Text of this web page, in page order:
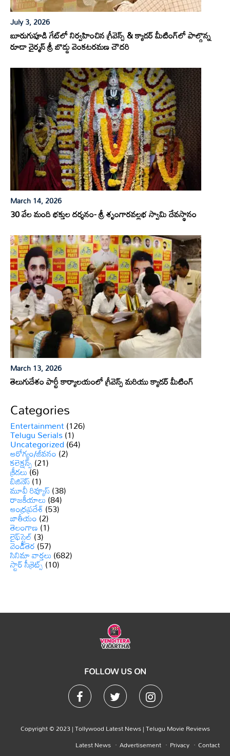
July 3, 2026
బూరుగుపూడి గేట్‌లో నిర్వహించిన గ్రీవెన్స్ & క్యాడర్ మీటింగ్‌లో పాల్గొన్న
రూడా చైర్మన్ శ్రీ బొడ్డు వెంకటరమణ చౌదరి
March 14, 2026
30 వేల మంది భక్తుల దర్శనం- శ్రీ శృంగారవల్లభ స్వామి దేవస్థానం
March 13, 2026
తెలుగుదేశం పార్టీ కార్యాలయంలో గ్రీవెన్స్ మరియు క్యాడర్ మీటింగ్
Categories
Entertainment(126)
Telugu Serials(1)
Uncategorized(64)
ఆరోగ్యం/జీవనం(2)
కలెక్షన్స్(21)
క్రీడలు(6)
బిజినెస్(1)
మూవీ రివ్యూస్(38)
రాజకీయాలు(84)
ఆంధ్రప్రదేశ్(53)
జాతీయం(2)
తెలంగాణ(1)
లైఫ్‌స్టైల్(3)
వెండితెర(57)
సినిమా వార్తలు(682)
స్టార్ సీక్రెట్స్(10)
FOLLOW US ON
Copyright © 2023 |Tollywood Latest News|Telugu Movie Reviews
Latest News
Advertisement Privacy Contact